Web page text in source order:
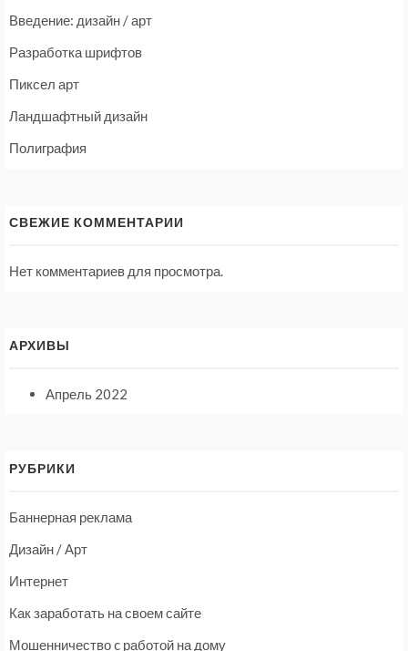
Введение: дизайн / арт
Разработка шрифтов
Пиксел арт
Ландшафтный дизайн
Полиграфия
СВЕЖИЕ КОММЕНТАРИИ
Нет комментариев для просмотра.
АРХИВЫ
Апрель 2022
РУБРИКИ
Баннерная реклама
Дизайн / Арт
Интернет
Как заработать на своем сайте
Мошенничество c работой на дому